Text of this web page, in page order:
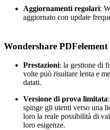
Aggiornamenti regolari:
aggiornato con update
Wondershare
Prestazioni: la gestione di
volte può risultare lenta e
datati.
Versione di prova limitata
spinge gli utenti verso una
loro la reale possibilità di
loro esigenze.